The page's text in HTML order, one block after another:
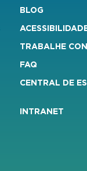
BLOG
TRABALHE
FAQ
CENTRAL DE
INTRANET